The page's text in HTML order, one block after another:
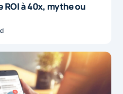
ROI à 40x, mythe ou